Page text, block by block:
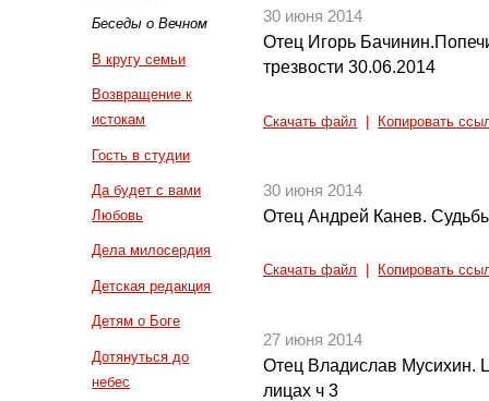
Беседы о Вечном
В кругу семьи
Возвращение к
истокам
Гость в студии
Да будет с вами
Любовь
Дела милосердия
Детская редакция
Детям о Боге
Дотянуться до
небес
30 июня 2014
Отец Игорь
трезвости 30.06.2014
Скачать файл Копировать
30 июня 2014
Отец Андрей Канев.
Скачать файл Копировать
27 июня 2014
Отец Владислав Мусихин.
лицах ч 3